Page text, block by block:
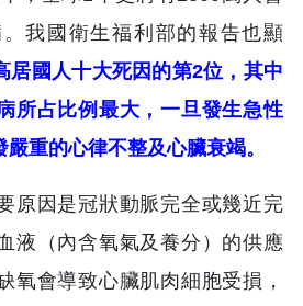
我國衛生福利部的報告也顯
居國人十大死因的第2位，其中
所占比例最大，一旦發生急性
重的心律不整及心臟衰竭。
原因是冠狀動脈完全或幾近完
液（內含氧氣及養分）的供應
氧會導致心臟肌肉細胞受損，